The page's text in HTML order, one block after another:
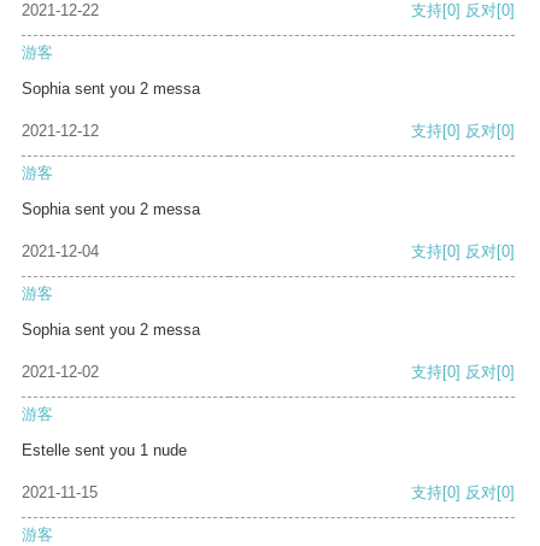
2021-12-22 支持[0] 反对[0]
游客
Sophia sent you 2 messa
2021-12-12 支持[0] 反对[0]
游客
Sophia sent you 2 messa
2021-12-04 支持[0] 反对[0]
游客
Sophia sent you 2 messa
2021-12-02 支持[0] 反对[0]
游客
Estelle sent you 1 nude
2021-11-15 支持[0] 反对[0]
游客